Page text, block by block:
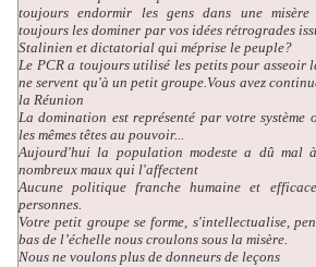
toujours endormir les gens dans une
toujours les dominer par vos idées rétrogrades
Stalinien et dictatorial qui méprise le peuple?
Le PCR a toujours utilisé les petits pour asseoir
ne servent qu'à un petit groupe.Vous avez
la Réunion
La domination est représenté par votre système
les mêmes têtes au pouvoir...
Aujourd'hui la population modeste a dû mal
nombreux maux qui l'affectent
Aucune politique franche humaine et
personnes.
Votre petit groupe se forme, s'intellectualise,
bas de l’échelle nous croulons sous la misère.
Nous ne voulons plus de donneurs de leçons